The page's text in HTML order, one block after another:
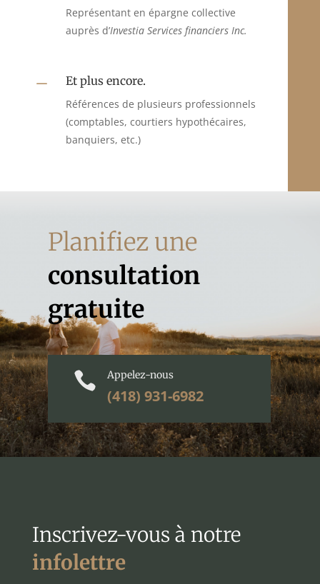
Représentant en épargne collective
auprès d’Investia Services financiers Inc.
K Et plus encore.
Références de plusieurs professionnels
(comptables, courtiers hypothécaires,
banquiers, etc.)
Planifiez une
consultation
gratuite
 Appelez-nous
(418) 931-6982
Inscrivez-vous à notre
infolettre